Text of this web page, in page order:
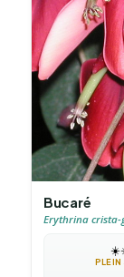
Bucaré
Erythrina crista-
☀️